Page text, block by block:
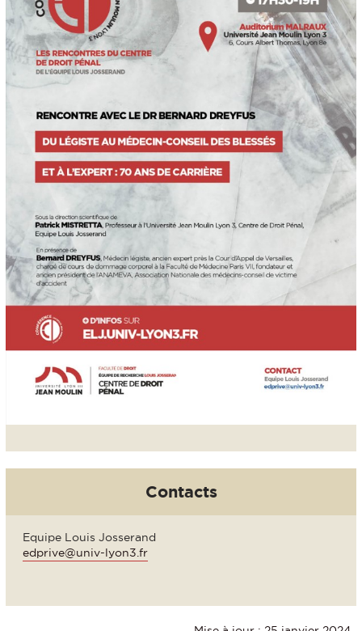
Contacts
Equipe Louis Josserand
edprive@univ-lyon3.fr